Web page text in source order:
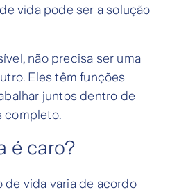
vida pode ser a solução
não precisa ser uma
Eles têm funções
juntos dentro de
completo.
é caro?
de vida varia de acordo